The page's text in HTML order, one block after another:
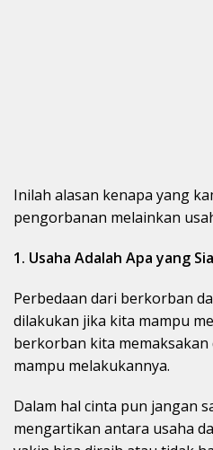
Inilah alasan kenapa yang
pengorbanan melainkan
1. Usaha Adalah Apa yang
Perbedaan dari berkorban
dilakukan jika kita mampu
berkorban kita
mampu melakukannya.
Dalam hal cinta pun jangan
mengartikan antara usaha